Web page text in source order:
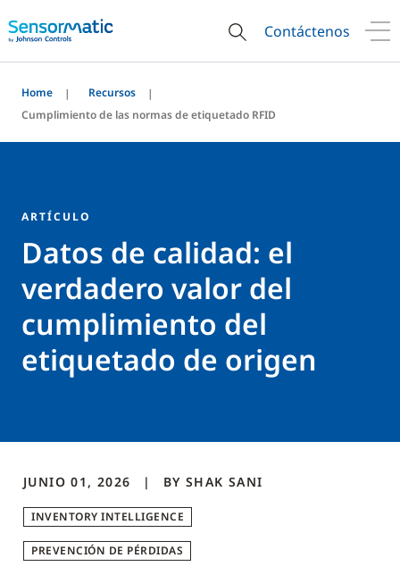
Contáctenos
Home
Recursos
Cumplimiento de las normas de etiquetado RFID
ARTÍCULO
Datos de calidad: el
verdadero valor del
cumplimiento del
etiquetado de origen
JUNIO 01, 2026 BY SHAK SANI
INVENTORY INTELLIGENCE
PREVENCIÓN DE PÉRDIDAS